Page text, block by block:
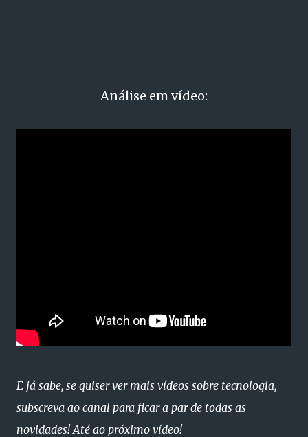
Análise em vídeo:
E já sabe, se quiser ver mais vídeos sobre tecnologia,
subscreva ao canal para ficar a par de todas as
novidades! Até ao próximo vídeo!